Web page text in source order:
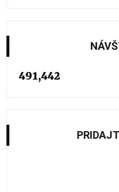
491,442